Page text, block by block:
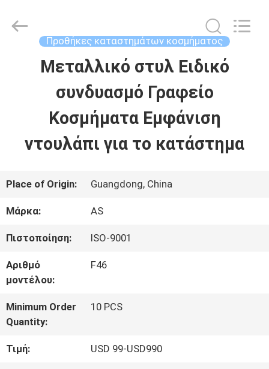
ΣΠΊΤΙ
ΠΡΟΪΌΝΤΑ
ΒΊΝΤΕΟ
ΕΜΕΊΣ
ΓΎΡΟΣ
Guangzhou
Ansheng
Προθήκες καταστημάτων κοσμήματος
Μεταλλικό στυλ Ειδικό
συνδυασμό Γραφείο
Κοσμήματα Εμφάνιση
ντουλάπι για το κατάστημα
Place of Origin: Guangdong, China
Μάρκα: AS
Πιστοποίηση: ISO-9001
Αριθμό
μοντέλου:
F46
Minimum Order
Quantity:
10 PCS
Τιμή: USD 99-USD990